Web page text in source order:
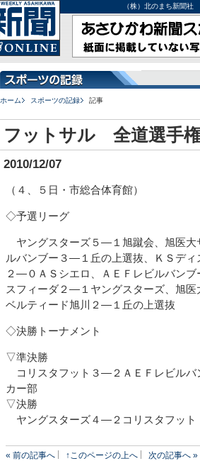
（株）北のまち新聞
ホーム スポーツの記録 記事
フットサル 全道選手
2010/12/07
（４、５日・市総合体育館）
◇予選リーグ
ヤングスターズ５―１旭蹴会、旭医大
ルバンブー３―１丘の上選抜、ＫＳデ
２―０ＡＳシエロ、ＡＥＦレビルバン
スフィーダ２―１ヤングスターズ、旭
ベルティード旭川２―１丘の上選抜
◇決勝トーナメント
▽準決勝
コリスタフット３―２ＡＥＦレビルバ
カー部
▽決勝
ヤングスターズ４―２コリスタフット
« 前の記事へ ↑このページの上へ 次の記事へ »